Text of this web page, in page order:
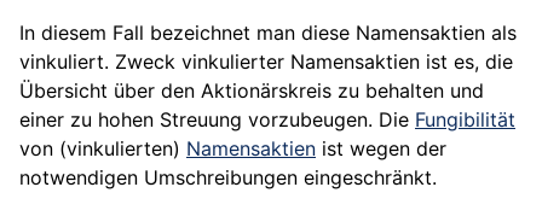
In diesem Fall bezeichnet man diese Namensaktien als
vinkuliert. Zweck vinkulierter Namensaktien ist es, die
Übersicht über den Aktionärskreis zu behalten und
einer zu hohen Streuung vorzubeugen. Die Fungibilität
von (vinkulierten) Namensaktien ist wegen der
notwendigen Umschreibungen eingeschränkt.